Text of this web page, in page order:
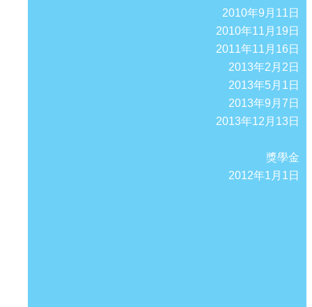
2010年9月11日
2010年11月19日
2011年11月16日
2013年2月2日
2013年5月1日
2013年9月7日
2013年12月13日
獎學金
2012年1月1日